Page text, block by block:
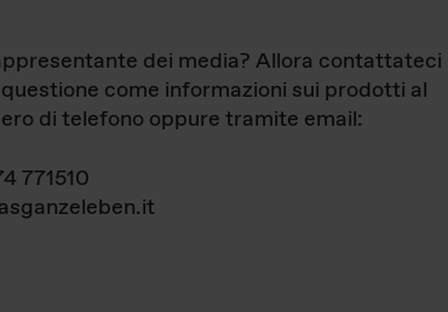
dei media? Allora contattateci
come informazioni sui prodotti al
di telefono oppure tramite email:
771510